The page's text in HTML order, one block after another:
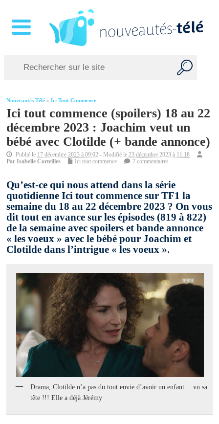
Nouveautés Télé »Ici Tout Commence
Ici tout commence (spoilers) 18 au 22
décembre 2023 : Joachim veut un
bébé avec Clotilde (+ bande annonce)
Publié le 17 décembre 2023 à 09:02 - Modifié le23 décembre 2023 à 11:18
ParIsabelle Corteilles Ici tout commence 7 commentaires
Qu’est-ce qui nous attend dans la série
quotidienne Ici tout commence sur TF1 la
semaine du 18 au 22 décembre 2023 ? On vous
dit tout en avance sur les épisodes (819 à 822)
de la semaine avec spoilers et bande annonce
« les voeux » avec le bébé pour Joachim et
Clotilde dans l’intrigue « les voeux ».
Drama, Clotilde n’a pas du tout envie d’avoir un enfant… vu sa
tête !!! Elle a déjà Jérémy